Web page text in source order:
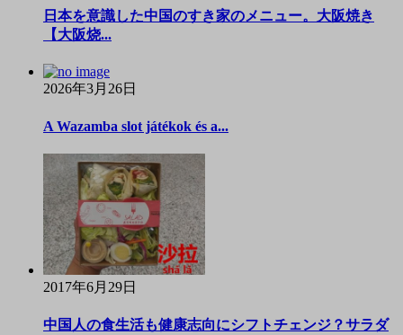
日本を意識した中国のすき家のメニュー。大阪焼き
【大阪烧...
2026年3月26日
A Wazamba slot játékok és a...
2017年6月29日
中国人の食生活も健康志向にシフトチェンジ？サラダ